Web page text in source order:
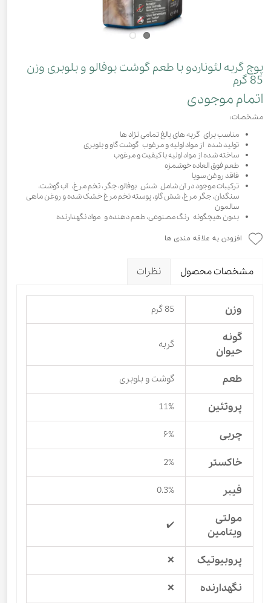
پوچ گربه لئوناردو با طعم گوشت بوفالو و بلوبری وزن
85 گرم
اتمام موجودی
مشخصات:
مناسب برای گربه های بالغ تمامی نژاد ها
تولید شده از مواد اولیه و مرغوب گوشت گاو و بلوبری
ساخته شده از مواد اولیه با کیفیت و مرغوب
طعم فوق العاده خوشمزه
فاقد روغن سویا
ترکیبات موجود در آن شامل شش بوفالو، جگر، تخم مرغ، آب گوشت،
سنگدان، جگر مرغ، شش گاو، پوسته تخم مرغ خشک شده و روغن ماهی
سالمون
بدون هیچگونه رنگ مصنوعی، طعم دهنده و مواد نگهدارنده
افزودن به علاقه مندی ها
مشخصات محصول نظرات
وزن 85 گرم
گونه
حیوان
گربه
طعم گوشت و بلوبری
پروتئین 11%
چربی ۶%
خاکستر 2%
فیبر 0.3%
مولتی
ویتامین
✔️
پروبیوتیک ❌
نگهدارنده ❌